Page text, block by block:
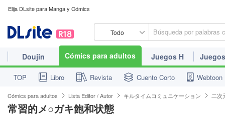
Elija DLsite para Manga y Cómics
Todo
Doujin Cómics para adultos Juegos H
TOP Libro Revista Cuento Corto Webtoon
Cómics para adultos Lista Editor / Autor キルタイムコミュニケーション 二次
常習的メ○ガキ飽和状態